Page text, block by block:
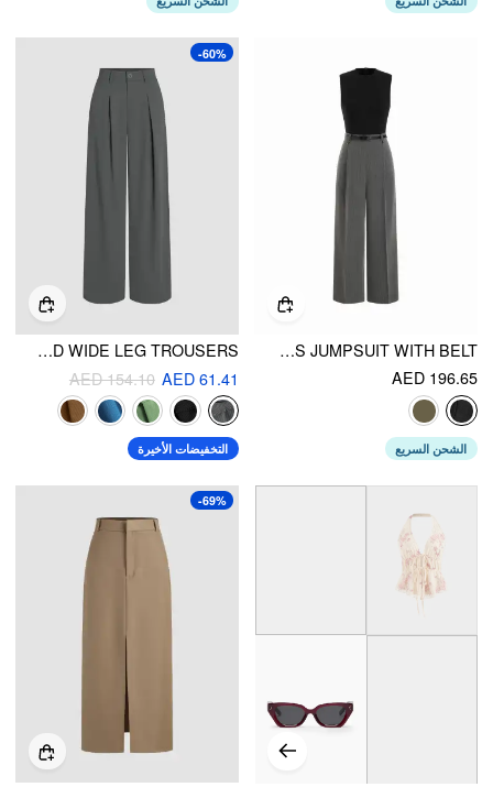
HIGH NECK SLEEVELESS JUMPSUIT WITH BELT
AED 196.65
الشحن السريع
-60%
CROPPED & PLEATED WIDE LEG TROUSERS
AED 61.41
AED 154.10
التخفيضات الأخيرة
-69%